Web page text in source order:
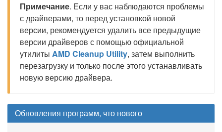
Примечание. Если у вас наблюдаются проблемы
с драйверами, то перед установкой новой
версии, рекомендуется удалить все предыдущие
версии драйверов с помощью официальной
утилиты AMD Cleanup Utility, затем выполнить
перезагрузку и только после этого устанавливать
новую версию драйвера.
Обновления программ, что нового